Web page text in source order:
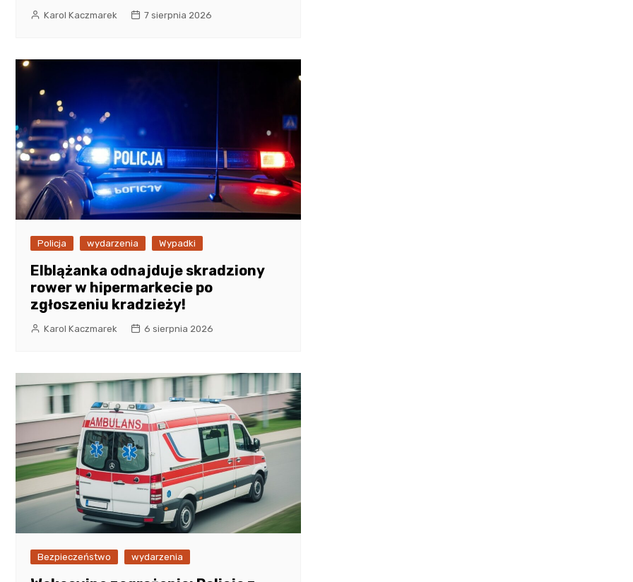
Karol Kaczmarek 7 sierpnia 2026
Policja wydarzenia Wypadki
Elblążanka odnajduje skradziony
rower w hipermarkecie po
zgłoszeniu kradzieży!
Karol Kaczmarek 6 sierpnia 2026
Bezpieczeństwo wydarzenia